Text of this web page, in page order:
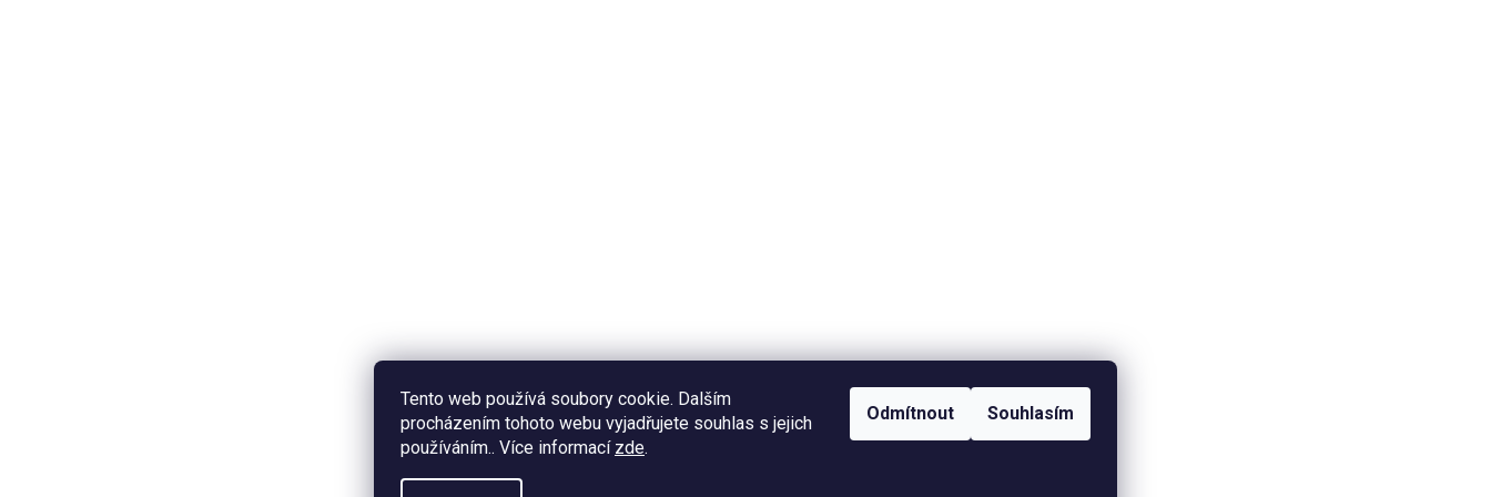
Tento web používá soubory cookie. Dalším
procházením tohoto webu vyjadřujete souhlas s jejich
používáním.. Více informací zde.
Odmítnout Souhlasím